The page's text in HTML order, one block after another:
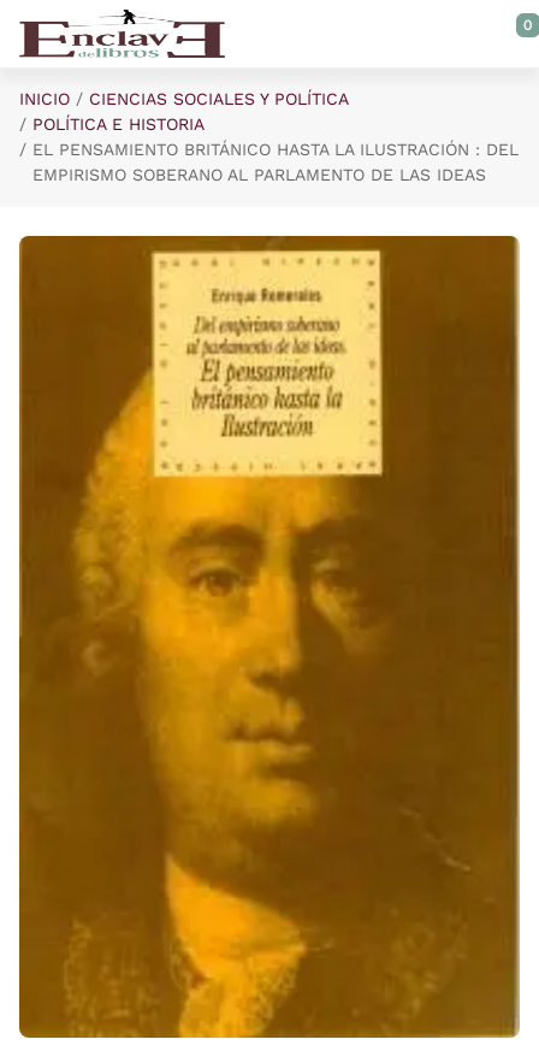
Saltar al contenido principal
0
INICIO
CIENCIAS SOCIALES Y POLÍTICA
POLÍTICA E HISTORIA
EL PENSAMIENTO BRITÁNICO HASTA LA ILUSTRACIÓN : DEL
EMPIRISMO SOBERANO AL PARLAMENTO DE LAS IDEAS